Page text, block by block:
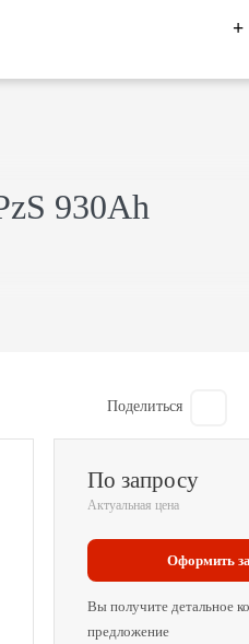
+
930Ah
Поделиться
По запросу
Актуальная цена
Оформить
Вы получите детальное
предложение